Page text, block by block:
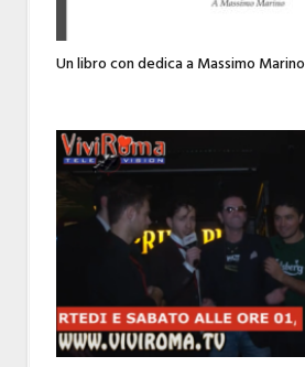
Un libro con dedica a Massimo Marino